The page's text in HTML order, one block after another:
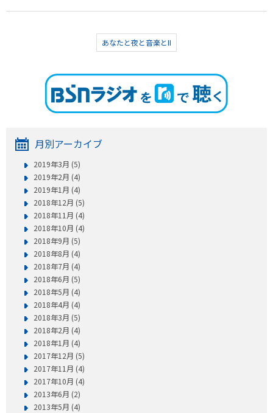
あなたと夜と音楽とII
月別アーカイブ
2019年3月 (5)
2019年2月 (4)
2019年1月 (4)
2018年12月 (5)
2018年11月 (4)
2018年10月 (4)
2018年9月 (5)
2018年8月 (4)
2018年7月 (4)
2018年6月 (5)
2018年5月 (4)
2018年4月 (4)
2018年3月 (5)
2018年2月 (4)
2018年1月 (4)
2017年12月 (5)
2017年11月 (4)
2017年10月 (4)
2013年6月 (2)
2013年5月 (4)